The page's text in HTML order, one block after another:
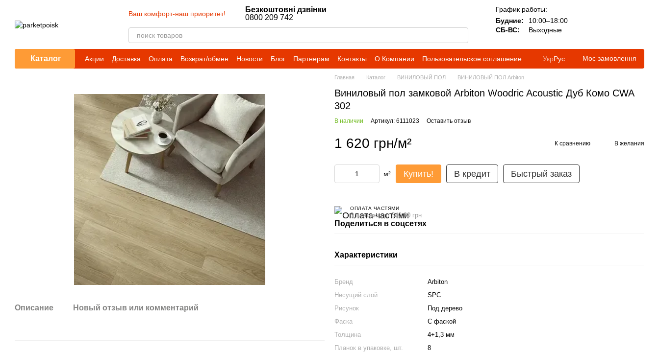
Ваш комфорт-наш приоритет!
Безкоштовні дзвінки
0800 209 742
График работы:
Будние:
10:00–18:00
СБ-ВС:
Выходные
Каталог Акции Доставка Оплата Возврат/обмен Новости Блог Партнерам Контакты О Компании Пользовательское соглашение УкрРус Моє замовлення
Описание Новый отзыв или комментарий
Главная Каталог ВИНИЛОВЫЙ ПОЛ ВИНИЛОВЫЙ ПОЛ Arbiton
Виниловый пол замковой Arbiton Woodric Acoustic Дуб Комо CWA
302
В наличии Артикул: 6111023 Оставить отзыв
1 620 грн/м² К сравнению В желания
м² Купить! В кредит Быстрый заказ
ОПЛАТА ЧАСТЯМИ
3 платежа по 540.00 грн
Поделиться в соцсетях
Характеристики
Бренд
Arbiton
Несущий слой
SPC
Рисунок
Под дерево
Фаска
С фаской
Толщина
4+1,3 мм
Планок в упаковке, шт.
8